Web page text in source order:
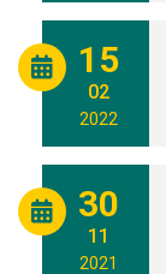
15
02
2022
30
11
2021